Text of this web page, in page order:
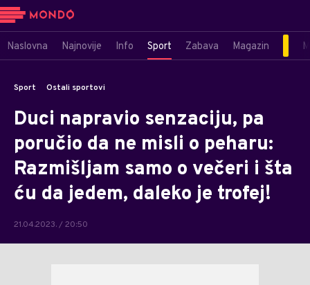
Naslovna Najnovije Info Sport Zabava Magazin
Sport Ostali sportovi
Duci napravio senzaciju, pa
poručio da ne misli o peharu:
Razmišljam samo o večeri i šta
ću da jedem, daleko je trofej!
21.04.2023. / 20:50